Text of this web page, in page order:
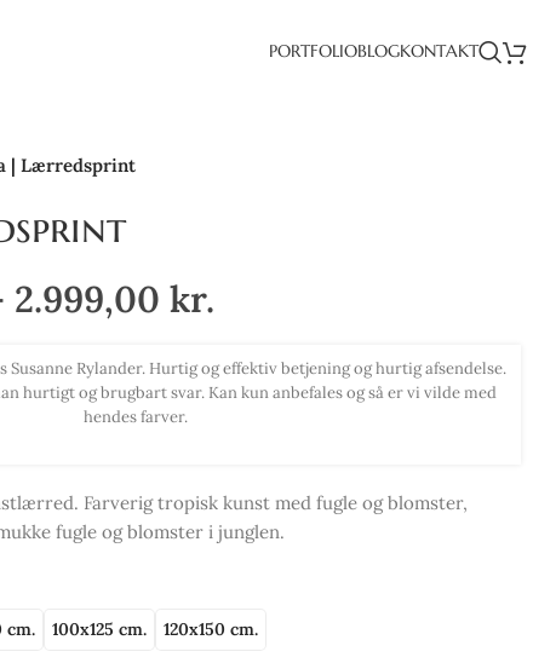
PORTFOLIOBLOGKONTAKT
| Lærredsprint
2.999,00 kr.
smukke farver. Har haft det svært med at indrette min bolig, men
jeg love for jeg blev inspireret til ny stil. Kan anbefale alle at købe
smukke billeder herfra.
Farverig tropisk kunst med fugle og blomster,
fugle og blomster i junglen.
cm. 100x125 cm. 120x150 cm.